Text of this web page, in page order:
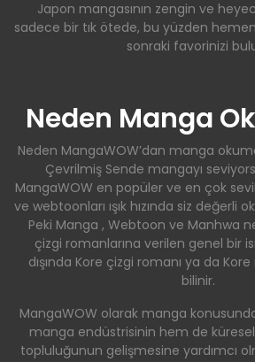
Japon mangasının zengin ve
sadece bir tık ötede, bu yüzden
sonraki favorinizi
Neden Manga
Neden MangaWOW’dan manga
Çevrilmiş Sende mangayı
MangaWOW en popüler ve en çok
ve webtoonları ışık hızında siz değerli
Peki Manga , Webtoon ve Manhwa
çizgi romanlarına verilen genel bir
dışında Kore çizgi romanı ya da
bilinir.
MangaWOW olarak manga
manga endüstrisinin hem de
topluluğunun gelişmesine yardımcı